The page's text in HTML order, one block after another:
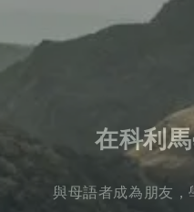
在科利
與母語者成為朋友